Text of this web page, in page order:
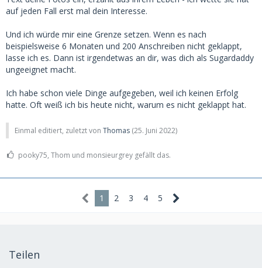
auf jeden Fall erst mal dein Interesse.
Und ich würde mir eine Grenze setzen. Wenn es nach
beispielsweise 6 Monaten und 200 Anschreiben nicht geklappt,
lasse ich es. Dann ist irgendetwas an dir, was dich als Sugardaddy
ungeeignet macht.
Ich habe schon viele Dinge aufgegeben, weil ich keinen Erfolg
hatte. Oft weiß ich bis heute nicht, warum es nicht geklappt hat.
Einmal editiert, zuletzt von Thomas (25. Juni 2022)
pooky75, Thom und monsieurgrey gefällt das.
1 2 3 4 5
Teilen